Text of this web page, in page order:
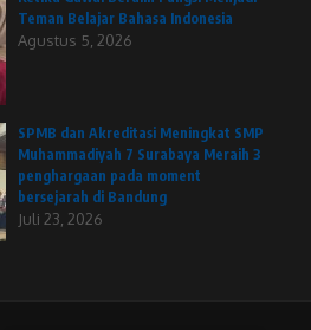
Teman Belajar Bahasa Indonesia
Agustus 5, 2026
SPMB dan Akreditasi Meningkat SMP
Muhammadiyah 7 Surabaya Meraih 3
penghargaan pada moment
bersejarah di Bandung
Juli 23, 2026